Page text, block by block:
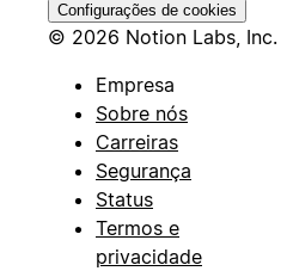
Configurações de cookies
© 2026 Notion Labs, Inc.
Empresa
Sobre nós
Carreiras
Segurança
Status
Termos e
privacidade